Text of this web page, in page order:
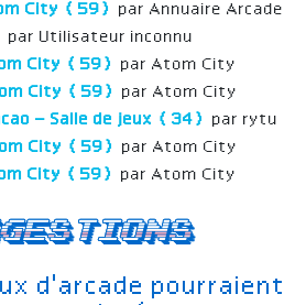
d'arcade pourraient
City (59)
par Annuaire Arcade
par Utilisateur inconnu
City (59)
par Atom City
City (59)
par Atom City
– Salle de jeux (34)
par rytu
City (59)
par Atom City
City (59) par Atom City